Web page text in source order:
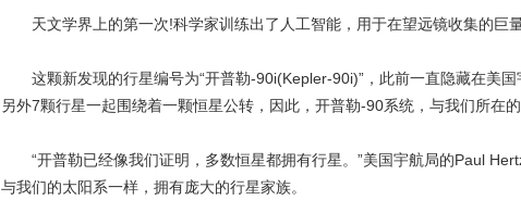
天文学界上的第一次!科学家训练出了人工智能，用于在望远镜收集的巨
这颗新发现的行星编号为“开普勒-90i(Kepler-90i)”，此前一直隐藏在美
另外7颗行星一起围绕着一颗恒星公转，因此，开普勒-90系统，与我们所在
“开普勒已经像我们证明，多数恒星都拥有行星。”美国宇航局的Paul
与我们的太阳系一样，拥有庞大的行星家族。